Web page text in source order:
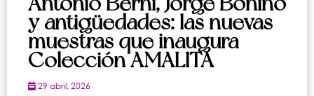
y antigüedades: las nuevas
muestras que inaugura
Colección AMALITA
29 abril, 2026